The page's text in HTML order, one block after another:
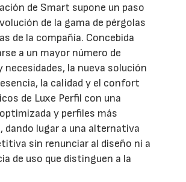
de Smart supone un paso
de la gama de pérgolas
de la compañía. Concebida
a un mayor número de
necesidades, la nueva solución
la calidad y el confort
de Luxe Perfil con una
y perfiles más
dando lugar a una alternativa
sin renunciar al diseño ni a
de uso que distinguen a la